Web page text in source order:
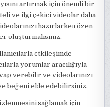
artırmak için önemli bir
ve ilgi çekici videolar daha
hazırlarken özen
oluşturmalısınız.
etkileşimde
yorumlar aracılığıyla
verebilir ve videolarınızı
beğeni elde edebilirsiniz.
izlenmesini sağlamak için